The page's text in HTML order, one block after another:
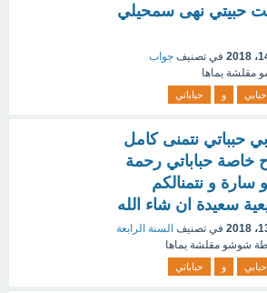
حبيتي نهى سمحيلي
في تصنيف جواب
مقلشة يماها
حبابي و حباباتي
حبباتي نتمنى كامل
خاصة حباباتي رحمة
سارة و نتمنالكم
سعيدة ان شاء الله
في تصنيف السنة الرابعة
شوشو مقلشة يماها
حبابي و حباباتي